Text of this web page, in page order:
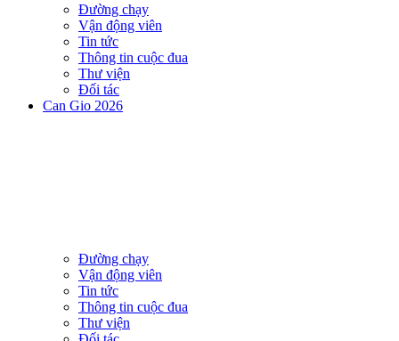
Đường chạy
Vận động viên
Tin tức
Thông tin cuộc đua
Thư viện
Đối tác
Can Gio 2026
Đường chạy
Vận động viên
Tin tức
Thông tin cuộc đua
Thư viện